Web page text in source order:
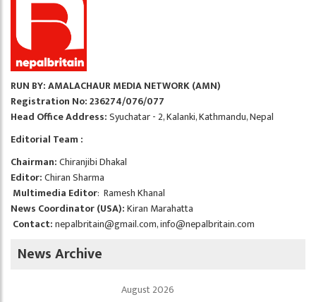
RUN BY: AMALACHAUR MEDIA NETWORK (AMN)
Registration No: 236274/076/077
Head Office Address:Syuchatar - 2, Kalanki, Kathmandu, Nepal
Editorial Team :
Chairman:Chiranjibi Dhakal
Editor:Chiran Sharma
Multimedia Editor: Ramesh Khanal
News Coordinator (USA):Kiran Marahatta
Contact:nepalbritain@gmail.com,info@nepalbritain.com
News Archive
August 2026